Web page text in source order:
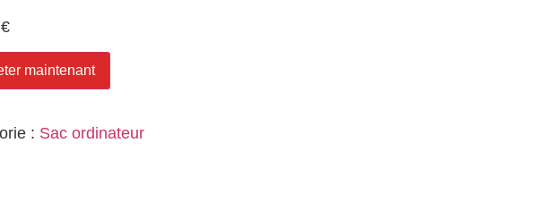
€
maintenant
: Sac ordinateur